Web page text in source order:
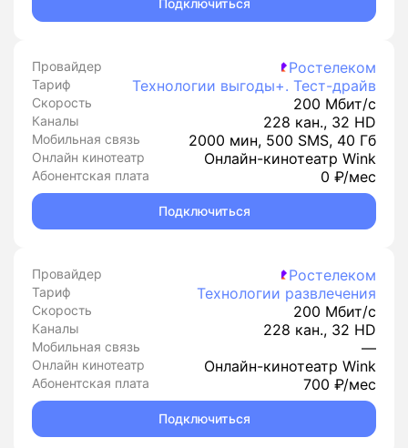
Подключиться
Провайдер Ростелеком
Тариф Технологии выгоды+. Тест-драйв
Скорость 200 Мбит/с
Каналы 228 кан., 32 HD
Мобильная связь 2000 мин, 500 SMS, 40 Гб
Онлайн кинотеатр Онлайн-кинотеатр Wink
Абонентская плата 0 ₽/мес
Подключиться
Провайдер Ростелеком
Тариф Технологии развлечения
Скорость 200 Мбит/с
Каналы 228 кан., 32 HD
Мобильная связь —
Онлайн кинотеатр Онлайн-кинотеатр Wink
Абонентская плата 700 ₽/мес
Подключиться